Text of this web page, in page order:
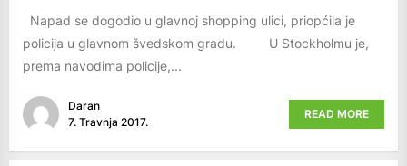
Napad se dogodio u glavnoj shopping ulici, priopćila je
policija u glavnom švedskom gradu. U Stockholmu je,
prema navodima policije,...
Daran
7. Travnja 2017.
READ MORE